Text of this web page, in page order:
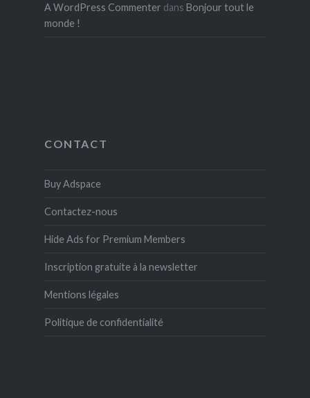
A WordPress Commenter dans Bonjour tout le
monde !
CONTACT
Buy Adspace
Contactez-nous
Hide Ads for Premium Members
Inscription gratuite à la newsletter
Mentions légales
Politique de confidentialité